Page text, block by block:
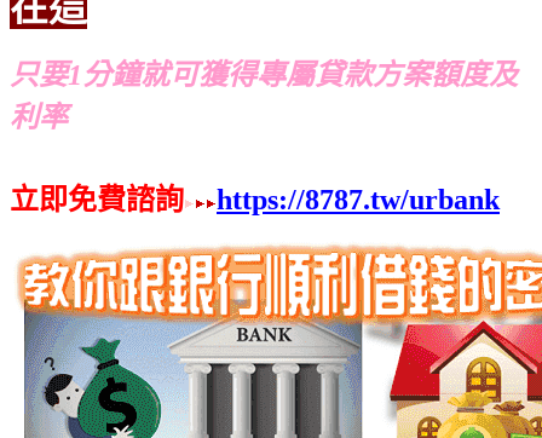
只要1分鐘就可獲得專屬貸款方案額度及
利率
立即免費諮詢 https://8787.tw/urbank